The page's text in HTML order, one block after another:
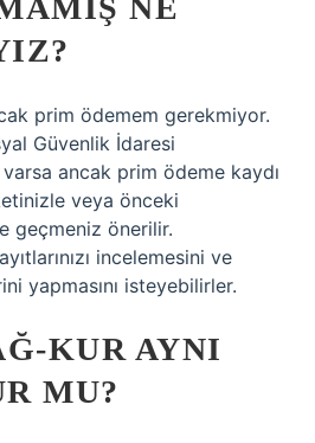
NE
prim ödemem gerekmiyor.
Güvenlik İdaresi
ancak prim ödeme kaydı
veya önceki
geçmeniz önerilir.
incelemesini ve
yapmasını isteyebilirler.
KUR AYNI
MU?